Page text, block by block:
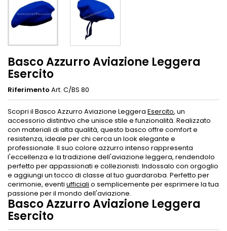
Basco Azzurro Aviazione Leggera
Esercito
Riferimento Art. C/BS 80
Scopri il Basco Azzurro Aviazione Leggera Esercito, un
accessorio distintivo che unisce stile e funzionalità. Realizzato
con materiali di alta qualità, questo basco offre comfort e
resistenza, ideale per chi cerca un look elegante e
professionale. Il suo colore azzurro intenso rappresenta
l'eccellenza e la tradizione dell'aviazione leggera, rendendolo
perfetto per appassionati e collezionisti. Indossalo con orgoglio
e aggiungi un tocco di classe al tuo guardaroba. Perfetto per
cerimonie, eventi ufficiali o semplicemente per esprimere la tua
passione per il mondo dell'aviazione.
Basco Azzurro Aviazione Leggera
Esercito